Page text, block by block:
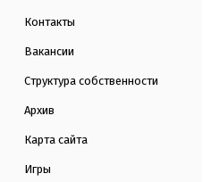
Контакты
Вакансии
Структура собственности
Архив
Карта сайта
Игры